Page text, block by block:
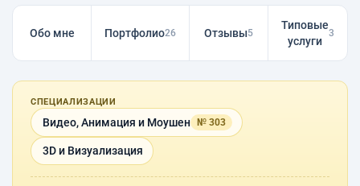
Обо мне Портфолио26 Отзывы5
Типовые
услуги
3
СПЕЦИАЛИЗАЦИИ
Видео, Анимация и Моушен № 303
3D и Визуализация